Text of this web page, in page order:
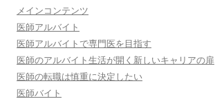
メインコンテンツ
医師アルバイト
医師アルバイトで専門医を目指す
医師のアルバイト生活が開く新しいキャリアの扉
医師の転職は慎重に決定したい
医師バイト